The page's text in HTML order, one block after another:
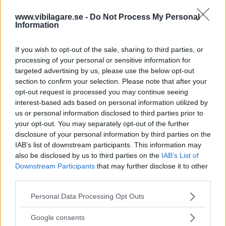
www.vibilagare.se - Do Not Process My Personal
Information
If you wish to opt-out of the sale, sharing to third parties, or
processing of your personal or sensitive information for
targeted advertising by us, please use the below opt-out
section to confirm your selection. Please note that after your
opt-out request is processed you may continue seeing
interest-based ads based on personal information utilized by
us or personal information disclosed to third parties prior to
your opt-out. You may separately opt-out of the further
disclosure of your personal information by third parties on the
IAB’s list of downstream participants. This information may
also be disclosed by us to third parties on the IAB’s List of
Downstream Participants that may further disclose it to other
Please note that this website/app uses one or more Google
not limited to your visit or usage behaviour. You may click to
Personal Data Processing Opt Outs
Google consents
Tester: De senaste vi kört